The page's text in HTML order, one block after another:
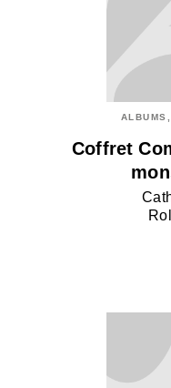
Coffret